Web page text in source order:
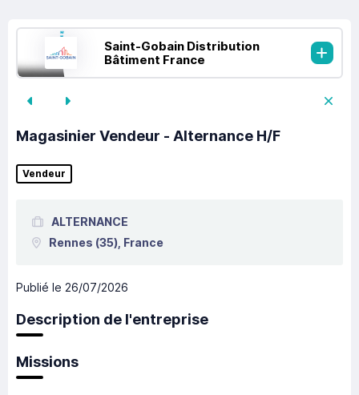
Saint-Gobain Distribution
Bâtiment France
Magasinier Vendeur - Alternance H/F
Vendeur
ALTERNANCE
Rennes (35), France
Publié le 26/07/2026
Description de l'entreprise
Missions